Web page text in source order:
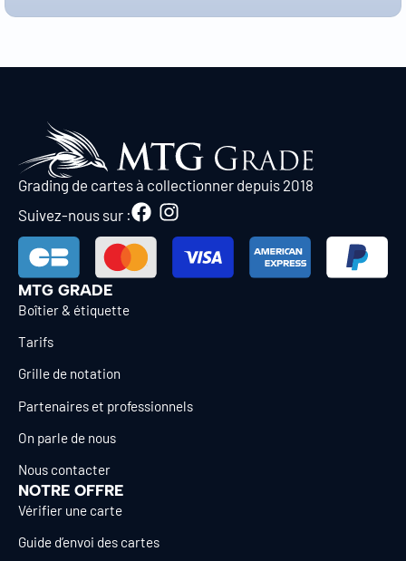
Grading de cartes à collectionner depuis 2018
Suivez-nous sur :
MTG GRADE
Boîtier & étiquette
Tarifs
Grille de notation
Partenaires et professionnels
On parle de nous
Nous contacter
NOTRE OFFRE
Vérifier une carte
Guide d’envoi des cartes